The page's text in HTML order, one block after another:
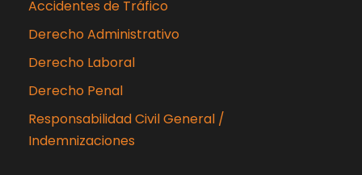
Accidentes de Tráfico
Derecho Administrativo
Derecho Laboral
Derecho Penal
Responsabilidad Civil General /
Indemnizaciones